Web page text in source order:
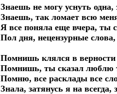
Знаешь не могу уснуть
Знаешь, так ломает всю
Я все поняла еще вчера, ты
Пол дня, нецензурные
Помнишь клялся в верности
Помнишь, ты сказал люблю
Помню, все расклады все
Знала, затянусь я на